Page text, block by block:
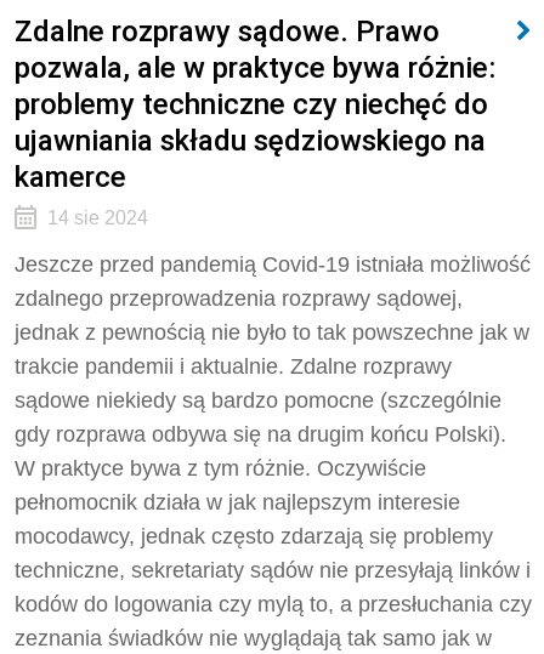
Zdalne rozprawy sądowe. Prawo
pozwala, ale w praktyce bywa różnie:
problemy techniczne czy niechęć do
ujawniania składu sędziowskiego na
kamerce
14 sie 2024
Jeszcze przed pandemią Covid-19 istniała możliwość
zdalnego przeprowadzenia rozprawy sądowej,
jednak z pewnością nie było to tak powszechne jak w
trakcie pandemii i aktualnie. Zdalne rozprawy
sądowe niekiedy są bardzo pomocne (szczególnie
gdy rozprawa odbywa się na drugim końcu Polski).
W praktyce bywa z tym różnie. Oczywiście
pełnomocnik działa w jak najlepszym interesie
mocodawcy, jednak często zdarzają się problemy
techniczne, sekretariaty sądów nie przesyłają linków i
kodów do logowania czy mylą to, a przesłuchania czy
zeznania świadków nie wyglądają tak samo jak w